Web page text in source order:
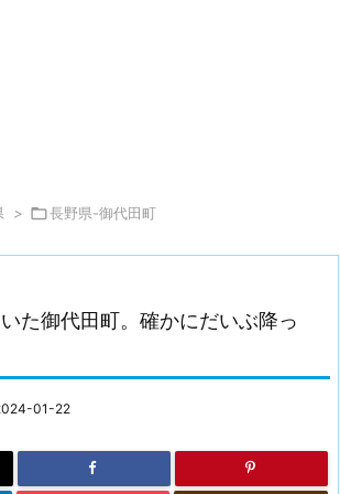
> 長野県-御代田町
た御代田町。確かにだいぶ降っ
01-22